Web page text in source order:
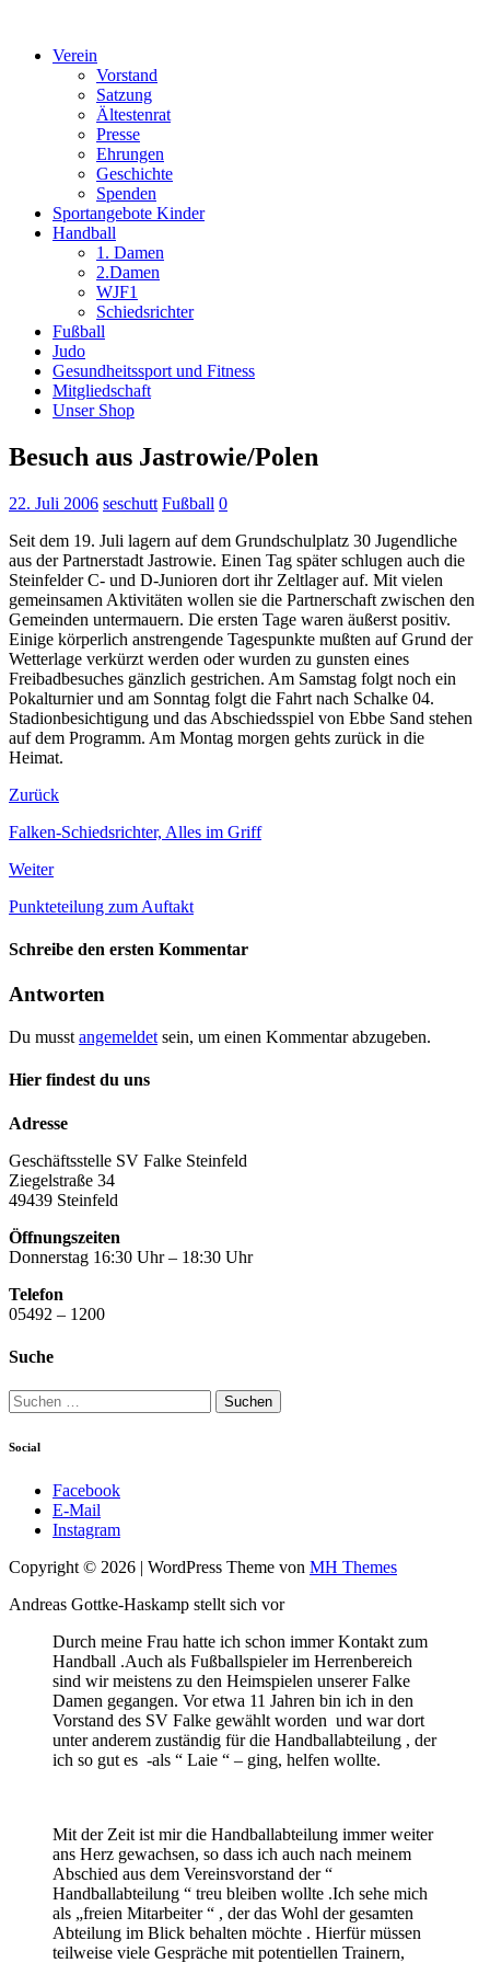
Verein
Vorstand
Satzung
Ältestenrat
Presse
Ehrungen
Geschichte
Spenden
Sportangebote Kinder
Handball
1. Damen
2.Damen
WJF1
Schiedsrichter
Fußball
Judo
Gesundheitssport und Fitness
Mitgliedschaft
Unser Shop
Besuch aus Jastrowie/Polen
22. Juli 2006 seschutt Fußball 0
Seit dem 19. Juli lagern auf dem Grundschulplatz 30 Jugendliche
aus der Partnerstadt Jastrowie. Einen Tag später schlugen auch die
Steinfelder C- und D-Junioren dort ihr Zeltlager auf. Mit vielen
gemeinsamen Aktivitäten wollen sie die Partnerschaft zwischen den
Gemeinden untermauern. Die ersten Tage waren äußerst positiv.
Einige körperlich anstrengende Tagespunkte mußten auf Grund der
Wetterlage verkürzt werden oder wurden zu gunsten eines
Freibadbesuches gänzlich gestrichen. Am Samstag folgt noch ein
Pokalturnier und am Sonntag folgt die Fahrt nach Schalke 04.
Stadionbesichtigung und das Abschiedsspiel von Ebbe Sand stehen
auf dem Programm. Am Montag morgen gehts zurück in die
Heimat.
Zurück
Falken-Schiedsrichter, Alles im Griff
Weiter
Punkteteilung zum Auftakt
Schreibe den ersten Kommentar
Antworten
Du musst angemeldet sein, um einen Kommentar abzugeben.
Hier findest du uns
Adresse
Geschäftsstelle SV Falke Steinfeld
Ziegelstraße 34
49439 Steinfeld
Öffnungszeiten
Donnerstag 16:30 Uhr – 18:30 Uhr
Telefon
05492 – 1200
Suche
Suchen
nach:
Social
Facebook
E-Mail
Instagram
Copyright © 2026 | WordPress Theme von MH Themes
Andreas Gottke-Haskamp stellt sich vor
Durch meine Frau hatte ich schon immer Kontakt zum
Handball .Auch als Fußballspieler im Herrenbereich
sind wir meistens zu den Heimspielen unserer Falke
Damen gegangen. Vor etwa 11 Jahren bin ich in den
Vorstand des SV Falke gewählt worden und war dort
unter anderem zuständig für die Handballabteilung , der
ich so gut es -als “ Laie “ – ging, helfen wollte.
Mit der Zeit ist mir die Handballabteilung immer weiter
ans Herz gewachsen, so dass ich auch nach meinem
Abschied aus dem Vereinsvorstand der “
Handballabteilung “ treu bleiben wollte .Ich sehe mich
als „freien Mitarbeiter “ , der das Wohl der gesamten
Abteilung im Blick behalten möchte . Hierfür müssen
teilweise viele Gespräche mit potentiellen Trainern,